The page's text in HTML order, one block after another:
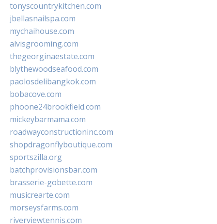
tonyscountrykitchen.com
jbellasnailspa.com
mychaihouse.com
alvisgrooming.com
thegeorginaestate.com
blythewoodseafood.com
paolosdelibangkok.com
bobacove.com
phoone24brookfield.com
mickeybarmama.com
roadwayconstructioninc.com
shopdragonflyboutique.com
sportszilla.org
batchprovisionsbar.com
brasserie-gobette.com
musicrearte.com
morseysfarms.com
riverviewtennis.com